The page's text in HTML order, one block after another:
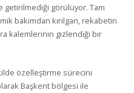
görülüyor. Tam
bakımdan kırılgan, rekabetin
kalemlerinin gizlendiği bir
özelleştirme sürecini
Başkent bölgesi ile